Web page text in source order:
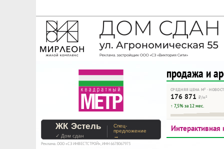
На Метре реклама -
Помогайте независимому
продажа и
СРЕДНЯЯ ЦЕНА М² ·
176 871 ₽/м²
↑ 7,5% за 12 мес.
ЖК Эстель
✓ Дом сдан
Спец-
предложение
→
Реклама. ООО «СЗ ИНВЕСТСТРОЙ», ИНН 6678067973
Интерактивная